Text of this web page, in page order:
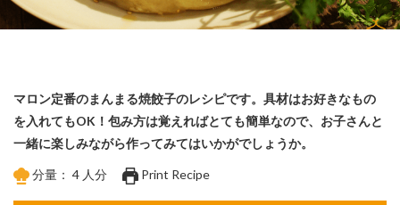
マロン定番のまんまる焼餃子のレシピです。具材はお好きなもの
を入れてもOK！包み方は覚えればとても簡単なので、お子さんと
一緒に楽しみながら作ってみてはいかがでしょうか。
分量：4 人分 Print Recipe